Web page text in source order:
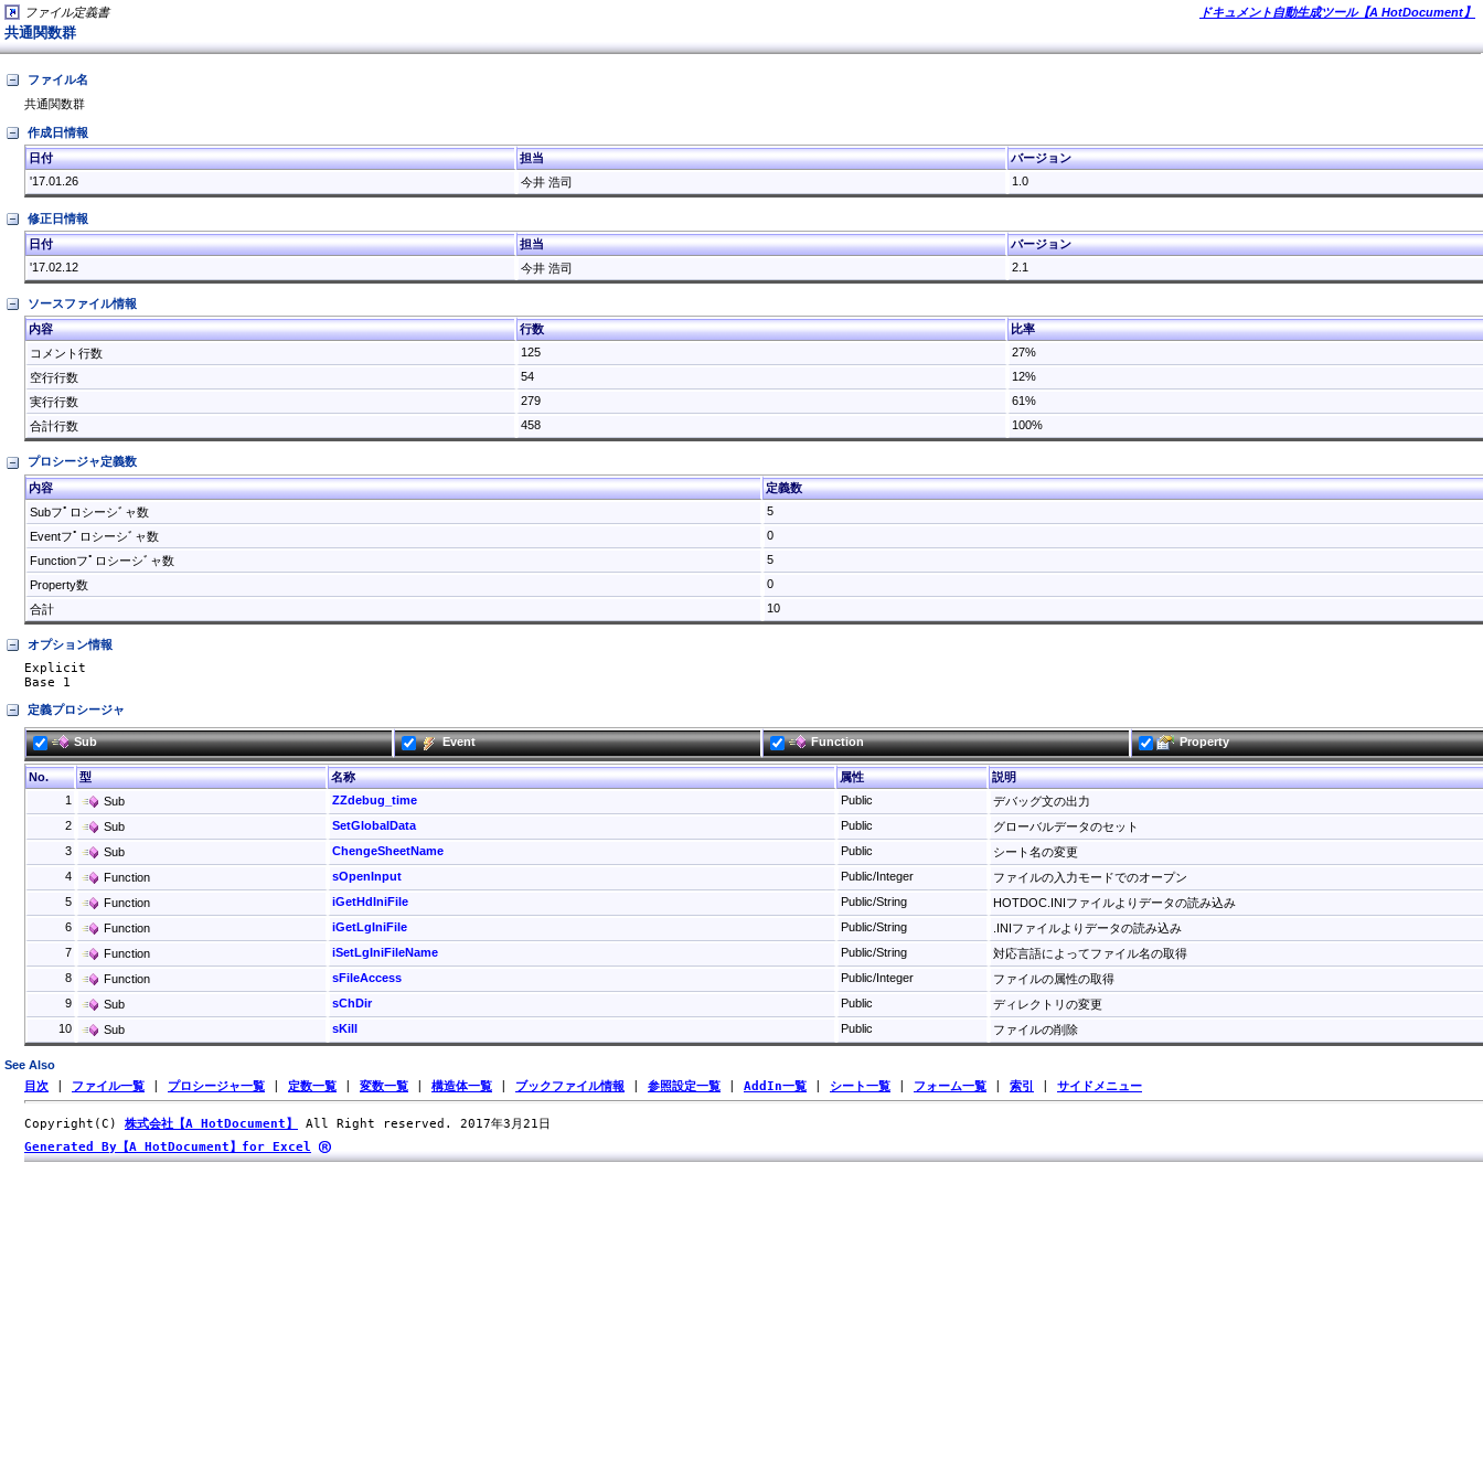
ファイル定義書 ドキュメント自動生成ツール【A HotDocument】
共通関数群
ファイル名
共通関数群
作成日情報
日付
担当
バージョン
'17.01.26
今井 浩司 1.0
修正日情報
日付
担当
バージョン
'17.02.12
今井 浩司 2.1
ソースファイル情報
内容
行数
比率
コメント行数
125
27%
空行行数
54
12%
実行行数
279
61%
合計行数
458 100%
プロシージャ定義数
内容
定義数
Subフﾟロシーシﾞャ数
5
Eventフﾟロシーシﾞャ数
0
Functionフﾟロシーシﾞャ数
5
Property数
0
合計
10
オプション情報
Explicit
Base 1
定義プロシージャ
Sub Event Function Property
No. 型 名称 属性
説明
1
Sub ZZdebug_time Public
デバッグ文の出力
2
Sub SetGlobalData Public
グローバルデータのセット
3
Sub ChengeSheetName Public
シート名の変更
4
Function sOpenInput Public/Integer
ファイルの入力モードでのオープン
5
Function iGetHdIniFile Public/String
HOTDOC.INIファイルよりデータの読み込み
6
Function iGetLgIniFile Public/String
.INIファイルよりデータの読み込み
7
Function iSetLgIniFileName Public/String
対応言語によってファイル名の取得
8
Function sFileAccess Public/Integer
ファイルの属性の取得
9
Sub sChDir Public
ディレクトリの変更
10
Sub sKill Public ファイルの削除
See Also
目次 ファイル一覧 プロシージャ一覧 定数一覧 変数一覧 構造体一覧 ブックファイル情報 参照設定一覧 AddIn一覧 シート一覧 フォーム一覧 索引 サイドメニュー
Copyright(C) 株式会社【A HotDocument】
All Right reserved. 2017年3月21日
Generated By【A HotDocument】for Excel